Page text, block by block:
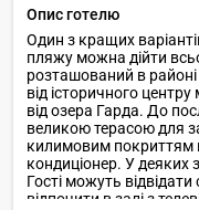
Опис готелю
Один з кращих
пляжу можна дійти
розташований в
від історичного
від озера Гарда. До
великою терасою для
килимовим покриттям
кондиціонер. У деяких
Гості можуть
відпочити в залі з